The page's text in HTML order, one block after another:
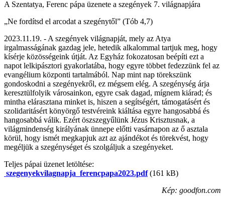
A Szentatya, Ferenc pápa üzenete a szegények 7. világnapjára
„Ne fordítsd el arcodat a szegénytől” (Tób 4,7)
2023.11.19. - A szegények világnapját, mely az Atya
irgalmasságának gazdag jele, hetedik alkalommal tartjuk meg, hogy
kísérje közösségeink útját. Az Egyház fokozatosan beépíti ezt a
napot lelkipásztori gyakorlatába, hogy egyre többet fedezzünk fel az
evangélium központi tartalmából. Nap mint nap törekszünk
gondoskodni a szegényekről, ez mégsem elég. A szegénység árja
keresztülfolyik városainkon, egyre csak dagad, mígnem kiárad; és
mintha elárasztana minket is, hiszen a segítségért, támogatásért és
szolidaritásért könyörgő testvéreink kiáltása egyre hangosabbá és
hangosabbá válik. Ezért öszszegyűlünk Jézus Krisztusnak, a
világmindenség királyának ünnepe előtti vasárnapon az ő asztala
körül, hogy ismét megkapjuk azt az ajándékot és törekvést, hogy
megéljük a szegénységet és szolgáljuk a szegényeket.
Teljes pápai üzenet letöltése:
szegenyekvilagnapja_ferencpapa2023.pdf(161 kB)
Kép: goodfon.com